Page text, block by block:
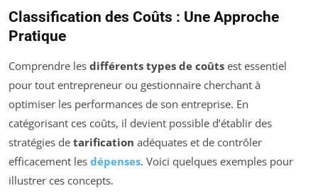
Classification des Coûts : Une Approche
Pratique
Comprendre les différents types de coûts est essentiel
pour tout entrepreneur ou gestionnaire cherchant à
optimiser les performances de son entreprise. En
catégorisant ces coûts, il devient possible d’établir des
stratégies de tarification adéquates et de contrôler
efficacement les dépenses. Voici quelques exemples pour
illustrer ces concepts.